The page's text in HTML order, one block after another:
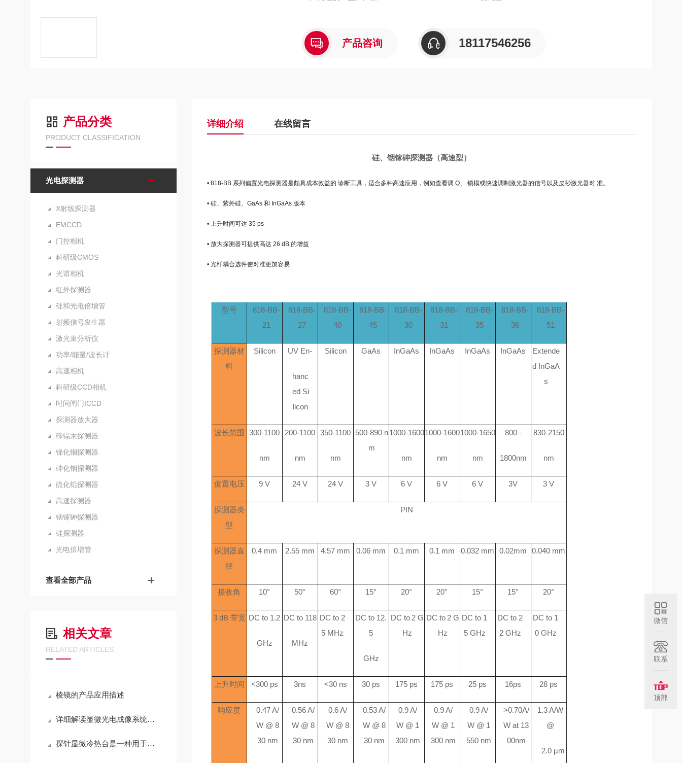
产品咨询 18117546256
产品分类
PRODUCT CLASSIFICATION
光电探测器
X射线探测器
EMCCD
门控相机
科研级CMOS
光谱相机
红外探测器
硅和光电倍增管
射频信号发生器
激光束分析仪
功率/能量/波长计
高速相机
科研级CCD相机
时间闸门ICCD
探测器放大器
碲镉汞探测器
锑化铟探测器
砷化铟探测器
硫化铅探测器
高速探测器
铟镓砷探测器
硅探测器
光电倍增管
查看全部产品
相关文章
RELATED ARTICLES
棱镜的产品应用描述
详细解读显微光电成像系统按照物镜系统分成的三个主要类别
探针显微冷热台是一种用于多领域微观研究的温控平台
详细介绍 在线留言
硅、铟镓砷探测器（高速型）
• 818-BB 系列偏置光电探测器是颇具成本效益的 诊断工具，适合多种高速应用，例如查看调 Q、 锁模或快速调制激光器的信号以及皮秒激光器对 准。
• 硅、紫外硅、GaAs 和 InGaAs 版本
• 上升时间可达 35 ps
• 放大探测器可提供高达 26 dB 的增益
• 光纤耦合选件使对准更加容易
型号
818-BB-
21
818-BB-
27
818-BB-
40
818-BB-
45
818-BB-
30
818-BB-
31
818-BB-
35
818-BB-
36
818-BB-
51
探测器材
料
Silicon UV En-
hanc
ed Si
licon
Silicon GaAs InGaAs InGaAs InGaAs InGaAs
Extende
d InGaA
s
波长范围 300-1100
nm
200-1100
nm
350-1100
nm
500-890 n
m
1000-1600
nm
1000-1600
nm
1000-1650
nm
800 -
1800nm
830-2150
nm
偏置电压 9 V 24 V 24 V 3 V 6 V 6 V 6 V 3V 3 V
探测器类
型
PIN
探测器直
径
0.4 mm 2.55 mm 4.57 mm 0.06 mm 0.1 mm 0.1 mm 0.032 mm 0.02mm 0.040 mm
接收角 10° 50° 60° 15° 20° 20° 15° 15° 20°
3 dB 带宽 DCto 1.2
GHz
DC to118
MHz
DCto 2
5 MHz
DCto 12.
5
GHz
DC to2 G
Hz
DC to2 G
Hz
DCto 1
5 GHz
DCto 2
2 GHz
DCto 1
0 GHz
上升时间 <300 ps 3ns <30 ns 30 ps 175 ps 175 ps 25 ps 16ps 28 ps
响应度
0.47 A/
W @ 8
30 nm
0.56 A/
W @ 8
30 nm
0.6 A/
W @ 8
30 nm
0.53 A/
W @ 8
30 nm
0.9 A/
W @ 1
300 nm
0.9 A/
W @ 1
300 nm
0.9 A/
W @ 1
550 nm
>0.70A/
W at 13
00nm
1.3 A/W
@
2.0 µm
微信
联系
顶部